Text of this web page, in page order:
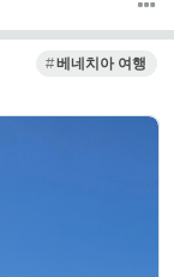
베네치아 여행